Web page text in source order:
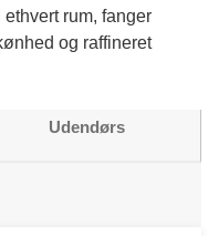
rum, fanger
og raffineret
Udendørs